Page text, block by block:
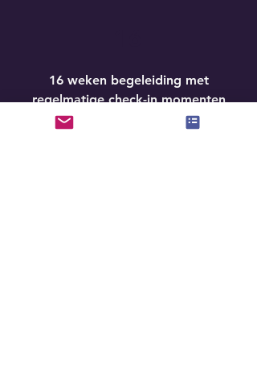
16 weken begeleiding met
regelmatige check-in momenten